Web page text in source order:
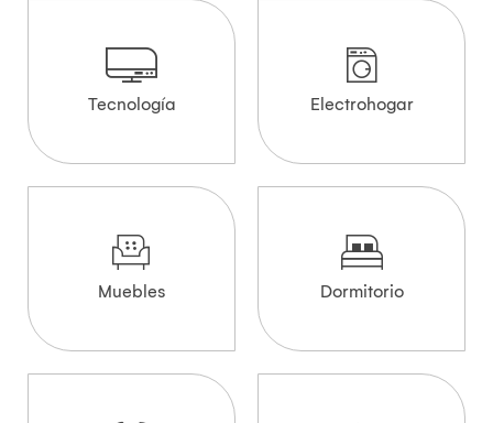
Tecnología Electrohogar
Muebles Dormitorio